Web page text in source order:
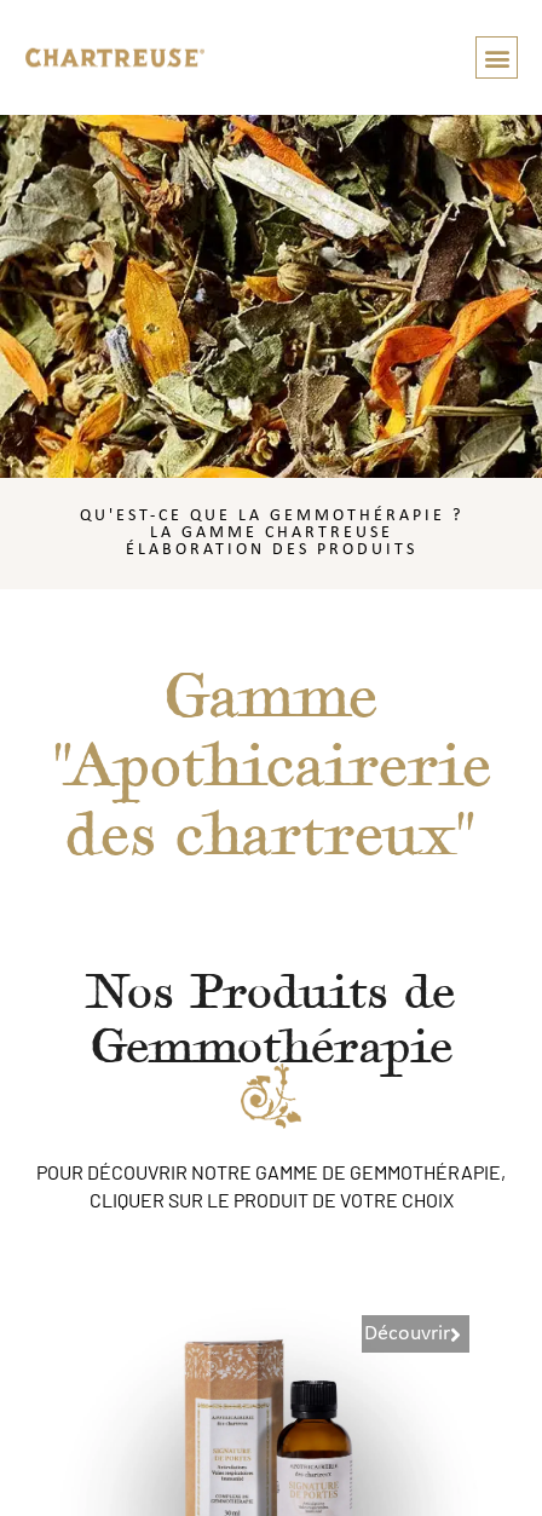
QU'EST-CE QUE LA GEMMOTHÉRAPIE ?
LA GAMME CHARTREUSE
ÉLABORATION DES PRODUITS
Gamme
"Apothicairerie
des chartreux"
Nos Produits de
Gemmothérapie
POUR DÉCOUVRIR NOTRE GAMME DE GEMMOTHÉRAPIE,
CLIQUER SUR LE PRODUIT DE VOTRE CHOIX
Découvrir